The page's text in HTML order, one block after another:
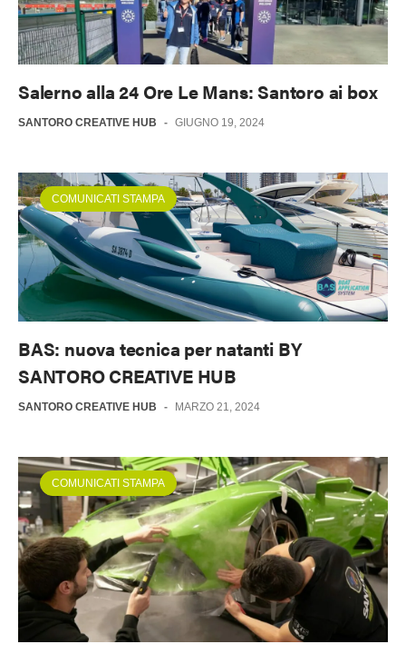
Salerno alla 24 Ore Le Mans: Santoro ai box
SANTORO CREATIVE HUB - GIUGNO 19, 2024
COMUNICATI STAMPA
BAS: nuova tecnica per natanti BY
SANTORO CREATIVE HUB
SANTORO CREATIVE HUB - MARZO 21, 2024
COMUNICATI STAMPA